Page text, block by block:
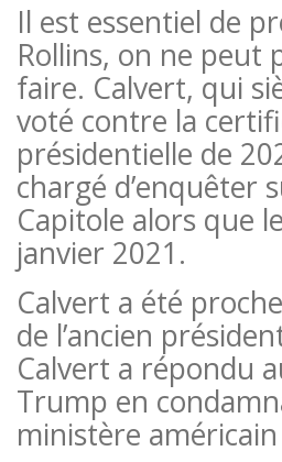
Il est essentiel de
Rollins, on ne peut
faire. Calvert, qui
voté contre la
présidentielle de
chargé d’enquêter
Capitole alors que
janvier 2021.
Calvert a été
de l’ancien
Calvert a répondu
Trump en
ministère américain